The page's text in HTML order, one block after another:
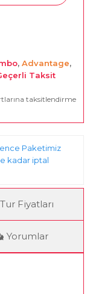
, Advantage,
Taksit
taksitlendirme
Paketimiz
kadar iptal
Tur Fiyatları
Yorumlar